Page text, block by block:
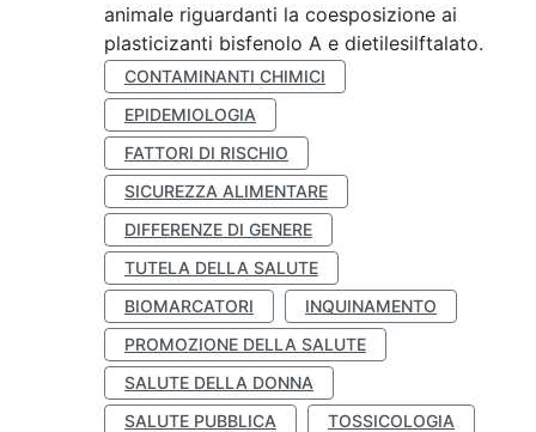
animale riguardanti la coesposizione ai
plasticizanti bisfenolo A e dietilesilftalato.
CONTAMINANTI CHIMICI
EPIDEMIOLOGIA
FATTORI DI RISCHIO
SICUREZZA ALIMENTARE
DIFFERENZE DI GENERE
TUTELA DELLA SALUTE
BIOMARCATORI
INQUINAMENTO
PROMOZIONE DELLA SALUTE
SALUTE DELLA DONNA
SALUTE PUBBLICA
TOSSICOLOGIA